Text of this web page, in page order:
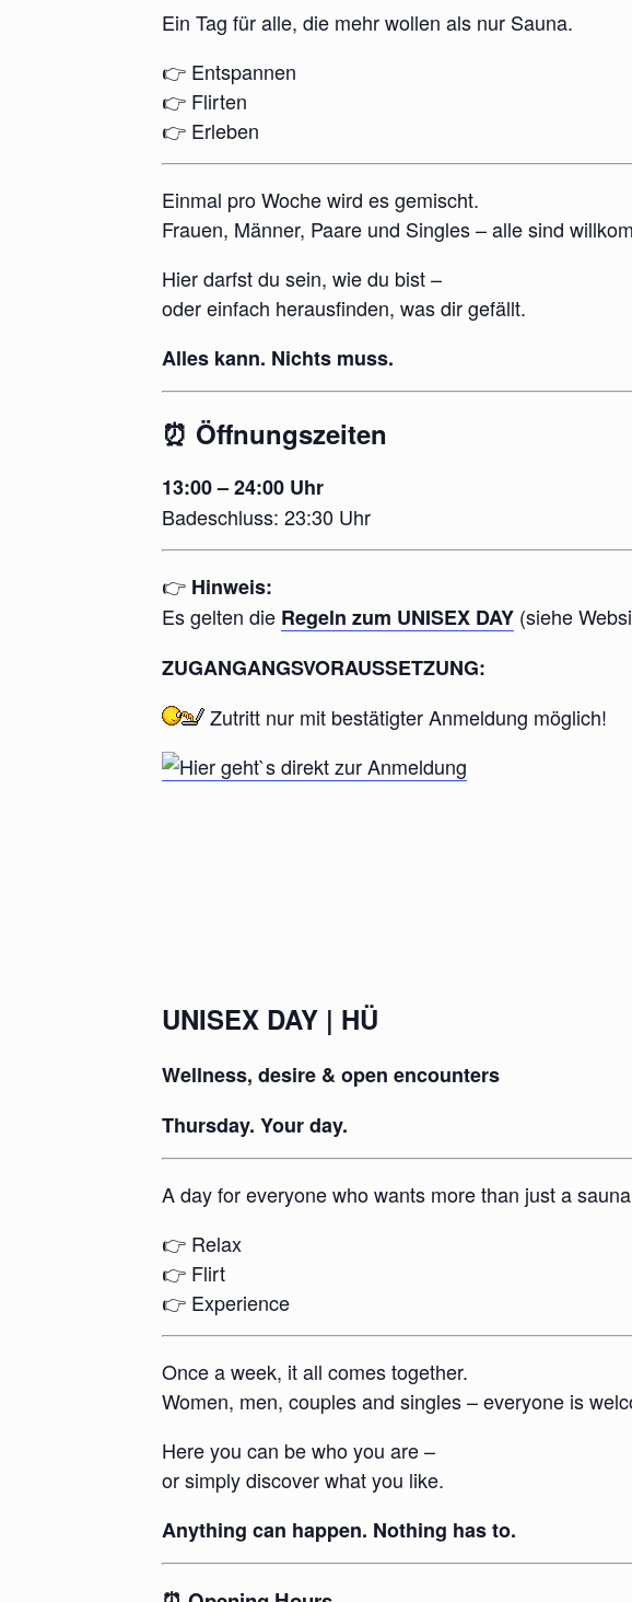
Ein Tag für alle, die mehr wollen als nur Sauna.
👉 Entspannen
👉 Flirten
👉 Erleben
Einmal pro Woche wird es gemischt.
Frauen, Männer, Paare und Singles – alle sind
Hier darfst du sein, wie du bist –
oder einfach herausfinden, was dir gefällt.
Alles kann. Nichts muss.
⏰ Öffnungszeiten
13:00 – 24:00 Uhr
Badeschluss: 23:30 Uhr
👉 Hinweis:
Es gelten die Regeln zum UNISEX DAY (siehe
ZUGANGANGSVORAUSSETZUNG:
Zutritt nur mit bestätigterAnmeldung möglich!
UNISEX DAY | HÜ
Wellness, desire & open encounters
Thursday. Your day.
A day for everyone who wants more than just a
👉 Relax
👉 Flirt
👉 Experience
Once a week, it all comes together.
Women, men, couples and singles – everyone is
Here you can be who you are –
or simply discover what you like.
Anything can happen. Nothing has to.